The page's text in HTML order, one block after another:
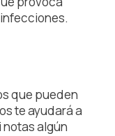
que pueden
te ayudará a
algún